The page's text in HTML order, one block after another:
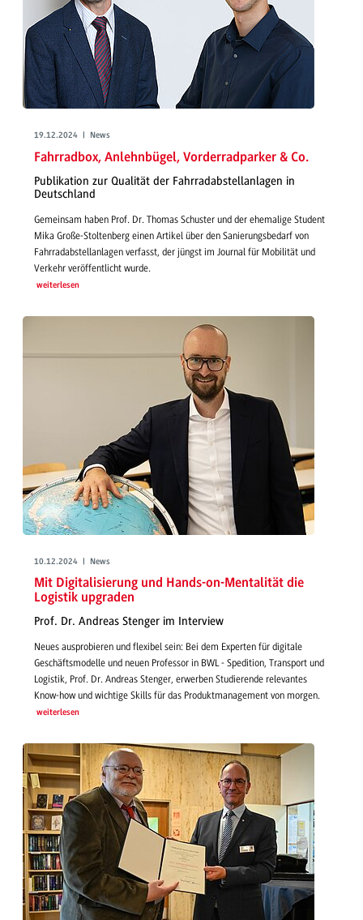
19.12.2024 | News
Fahrradbox, Anlehnbügel, Vorderradparker & Co.
Publikation zur Qualität der Fahrradabstellanlagen in
Deutschland
Gemeinsam haben Prof. Dr. Thomas Schuster und der ehemalige Student
Mika Große-Stoltenberg einen Artikel über den Sanierungsbedarf von
Fahrradabstellanlagen verfasst, der jüngst im Journal für Mobilität und
Verkehr veröffentlicht wurde.
weiterlesen
10.12.2024 | News
Mit Digitalisierung und Hands-on-Mentalität die
Logistik upgraden
Prof. Dr. Andreas Stenger im Interview
Neues ausprobieren und flexibel sein: Bei dem Experten für digitale
Geschäftsmodelle und neuen Professor in BWL - Spedition, Transport und
Logistik, Prof. Dr. Andreas Stenger, erwerben Studierende relevantes
Know-how und wichtige Skills für das Produktmanagement von morgen.
weiterlesen